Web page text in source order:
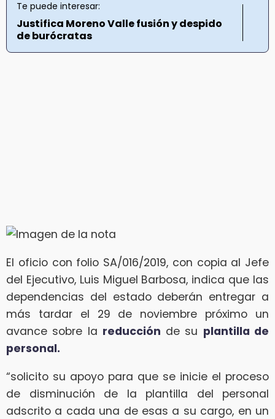
Te puede interesar:
Justifica Moreno Valle fusión y despido
de burócratas
El oficio con folio SA/016/2019, con copia al Jefe
del Ejecutivo, Luis Miguel Barbosa, indica que las
dependencias del estado deberán entregar a
más tardar el 29 de noviembre próximo un
avance sobre la reducción de su plantilla de
personal.
“solicito su apoyo para que se inicie el proceso
de disminución de la plantilla del personal
adscrito a cada una de esas a su cargo, en un